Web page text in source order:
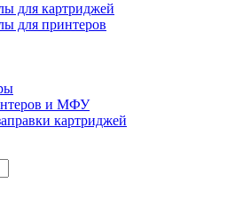
для картриджей
для принтеров
и МФУ
картриджей